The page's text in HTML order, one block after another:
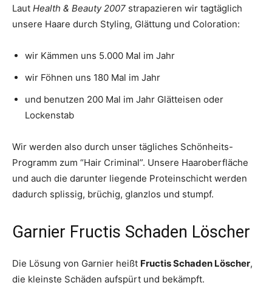
Laut Health & Beauty 2007 strapazieren wir tagtäglich
unsere Haare durch Styling, Glättung und Coloration:
wir Kämmen uns 5.000 Mal im Jahr
wir Föhnen uns 180 Mal im Jahr
und benutzen 200 Mal im Jahr Glätteisen oder
Lockenstab
Wir werden also durch unser tägliches Schönheits-
Programm zum “Hair Criminal”. Unsere Haaroberfläche
und auch die darunter liegende Proteinschicht werden
dadurch splissig, brüchig, glanzlos und stumpf.
Garnier Fructis Schaden Löscher
Die Lösung von Garnier heißt Fructis Schaden Löscher,
die kleinste Schäden aufspürt und bekämpft.